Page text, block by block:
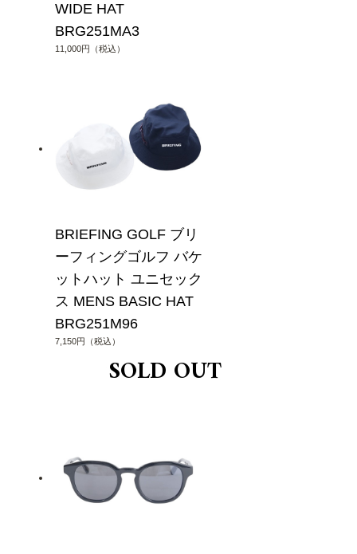
WIDE HAT
BRG251MA3
11,000円（税込）
BRIEFING GOLF ブリ
ーフィングゴルフ バケ
ットハット ユニセック
ス MENS BASIC HAT
BRG251M96
7,150円（税込）